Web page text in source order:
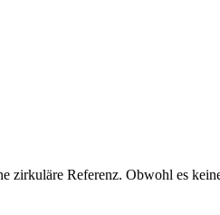
Referenz. Obwohl es